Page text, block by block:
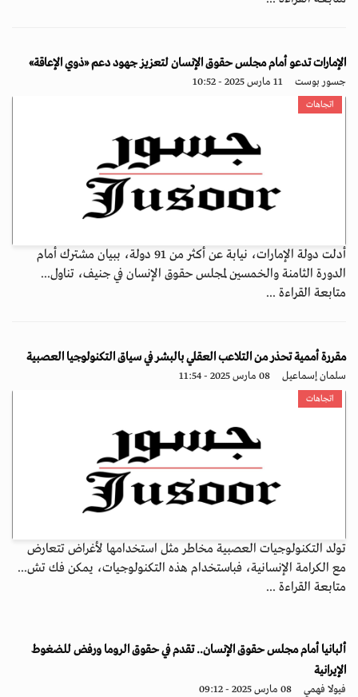
الإمارات تدعو أمام مجلس حقوق الإنسان لتعزيز جهود دعم «ذوي الإعاقة»
جسور بوست 11 مارس 2025 - 10:52
اتجاهات
أدلت دولة الإمارات، نيابة عن أكثر من 91 دولة، ببيان مشترك أمام
الدورة الثامنة والخمسين لمجلس حقوق الإنسان في جنيف، تناول...
متابعة القراءة ...
مقررة أممية تحذر من التلاعب العقلي بالبشر في سياق التكنولوجيا العصبية
سلمان إسماعيل 08 مارس 2025 - 11:54
اتجاهات
تولد التكنولوجيات العصبية مخاطر مثل استخدامها لأغراض تتعارض
مع الكرامة الإنسانية، فباستخدام هذه التكنولوجيات، يمكن فك تش...
متابعة القراءة ...
ألبانيا أمام مجلس حقوق الإنسان.. تقدم في حقوق الروما ورفض للضغوط
الإيرانية
فيولا فهمي 08 مارس 2025 - 09:12